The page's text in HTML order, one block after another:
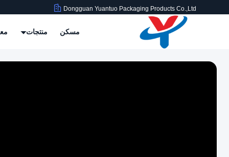
Dongguan Yuantuo Packaging Products Co.,Ltd
مسكن منتجات